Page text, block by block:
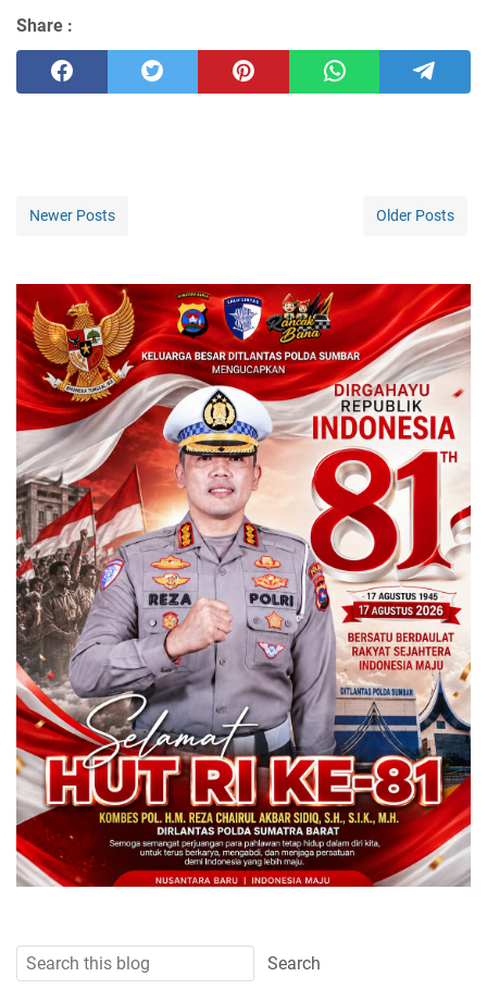
Share :
Newer Posts Older Posts